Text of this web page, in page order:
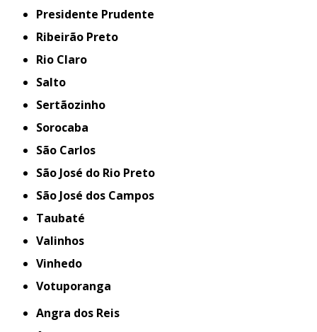
Presidente Prudente
Ribeirão Preto
Rio Claro
Salto
Sertãozinho
Sorocaba
São Carlos
São José do Rio Preto
São José dos Campos
Taubaté
Valinhos
Vinhedo
Votuporanga
Angra dos Reis